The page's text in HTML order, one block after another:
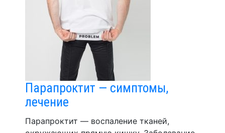
Парапроктит — симптомы,
лечение
Парапроктит — воспаление тканей,